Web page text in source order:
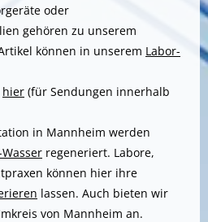
oder
gehören zu unserem
können in unserem Labor-
hier (für Sendungen innerhalb
in Mannheim werden
Wasser regeneriert. Labore,
können hier ihre
lassen. Auch bieten wir
von Mannheim an.